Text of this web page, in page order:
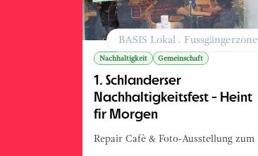
Nachhaltigkeit Gemeinschaft
1. Schlanderser
Nachhaltigkeitsfest - Heint
fir Morgen
Repair Cafè & Foto-Ausstellung zum
BASIS Lokal . Fussgängerzone